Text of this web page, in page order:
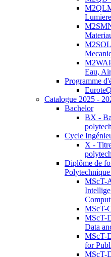
Eau,
Programme
Catalogue 2025 -
Bachelor
BX -
Cycle
X -
Diplôme de
MScT-
MScT-
MScT-
Data
MScT-
for
MScT-